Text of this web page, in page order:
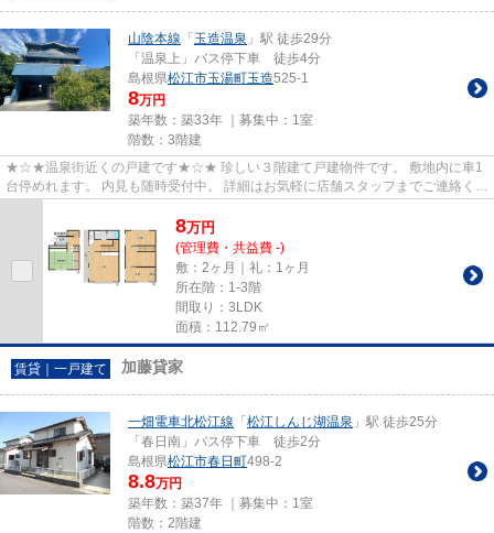
山陰本線 「 玉造温泉 」駅 徒歩29分
「温泉上」バス停下車 徒歩4分
島根県松江市玉湯町玉造525-1
8万円
築年数：築33年 ｜募集中： 1室
階数：3階建
★☆★温泉街近くの戸建です★☆★ 珍しい３階建て戸建物件です。 敷地内に車1
台停めれます。 内見も随時受付中。 詳細はお気軽に店舗スタッフまでご連絡くだ
8万円
(管理費・共益費 -)
敷：2ヶ月｜礼：1ヶ月
所在階：1-3階
間取り：3LDK
面積：112.79㎡
賃貸｜一戸建て 加藤貸家
一畑電車北松江線 「 松江しんじ湖温泉 」駅 徒歩25分
「春日南」バス停下車 徒歩2分
島根県松江市春日町498-2
8.8万円
築年数：築37年 ｜募集中： 1室
階数：2階建